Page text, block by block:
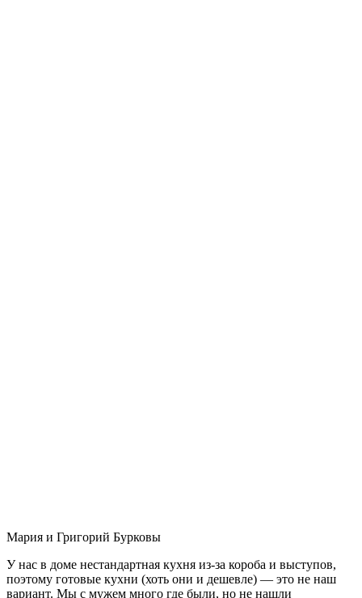
Мария и Григорий Бурковы
У нас в доме нестандартная кухня из-за короба и выступов,
поэтому готовые кухни (хоть они и дешевле) — это не наш
вариант. Мы с мужем много где были, но не нашли